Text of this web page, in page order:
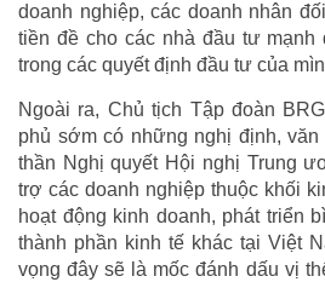
doanh nghiệp, các doanh nhân
tiền đề cho các nhà đầu tư
trong các quyết định đầu tư của
Ngoài ra, Chủ tịch Tập đoàn
phủ sớm có những nghị định,
thần Nghị quyết Hội nghị Trung
trợ các doanh nghiệp thuộc khối
hoạt động kinh doanh, phát triển
thành phần kinh tế khác tại Việt
vọng đây sẽ là mốc đánh dấu vị